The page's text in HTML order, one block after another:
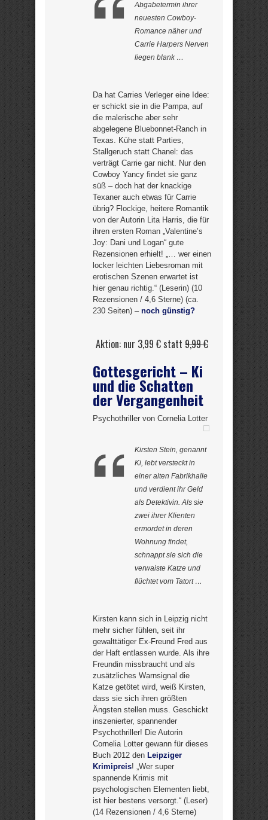
Abgabetermin ihrer
neuesten Cowboy-
Romance näher und
Carrie Harpers Nerven
liegen blank …
Da hat Carries Verleger eine Idee:
er schickt sie in die Pampa, auf
die malerische aber sehr
abgelegene Bluebonnet-Ranch in
Texas. Kühe statt Parties,
Stallgeruch statt Chanel: das
verträgt Carrie gar nicht. Nur den
Cowboy Yancy findet sie ganz
süß – doch hat der knackige
Texaner auch etwas für Carrie
übrig? Flockige, heitere Romantik
von der Autorin Lita Harris, die für
ihren ersten Roman „Valentine’s
Joy: Dani und Logan“ gute
Rezensionen erhielt! „… wer einen
locker leichten Liebesroman mit
erotischen Szenen erwartet ist
hier genau richtig.“ (Leserin) (10
Rezensionen / 4,6 Sterne) (ca.
230 Seiten) – noch günstig?
Aktion: nur 3,99 € statt 9,99 €
Gottesgericht – Ki
und die Schatten
der Vergangenheit
Psychothriller von Cornelia Lotter
Kirsten Stein, genannt
Ki, lebt versteckt in
einer alten Fabrikhalle
und verdient ihr Geld
als Detektivin. Als sie
zwei ihrer Klienten
ermordet in deren
Wohnung findet,
schnappt sie sich die
verwaiste Katze und
flüchtet vom Tatort …
Kirsten kann sich in Leipzig nicht
mehr sicher fühlen, seit ihr
gewalttätiger Ex-Freund Fred aus
der Haft entlassen wurde. Als ihre
Freundin missbraucht und als
zusätzliches Warnsignal die
Katze getötet wird, weiß Kirsten,
dass sie sich ihren größten
Ängsten stellen muss. Geschickt
inszenierter, spannender
Psychothriller! Die Autorin
Cornelia Lotter gewann für dieses
Buch 2012 den Leipziger
Krimipreis! „Wer super
spannende Krimis mit
psychologischen Elementen liebt,
ist hier bestens versorgt.“ (Leser)
(14 Rezensionen / 4,6 Sterne)